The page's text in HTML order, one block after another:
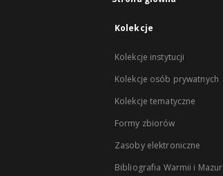
Kolekcje
Kolekcje instytucji
Kolekcje osób prywatnych
Kolekcje tematyczne
Formy zbiorów
Zasoby elektroniczne
Bibliografia Warmii i Mazur